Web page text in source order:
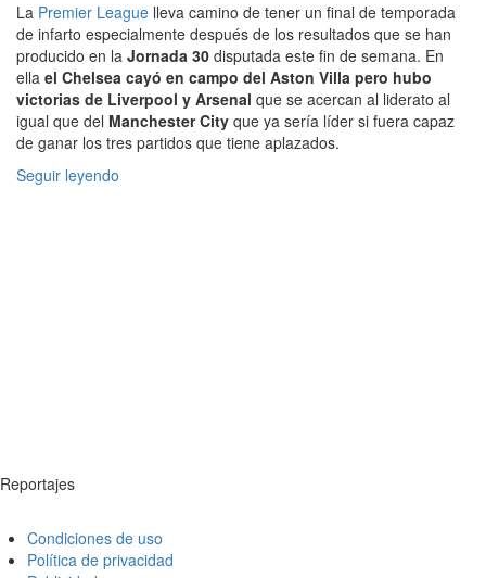
La Premier League lleva camino de tener un final de temporada
de infarto especialmente después de los resultados que se han
producido en la Jornada 30 disputada este fin de semana. En
ella el Chelsea cayó en campo del Aston Villa pero hubo
victorias de Liverpool y Arsenal que se acercan al liderato al
igual que del Manchester City que ya sería líder si fuera capaz
de ganar los tres partidos que tiene aplazados.
Seguir leyendo
Reportajes
Condiciones de uso
Política de privacidad